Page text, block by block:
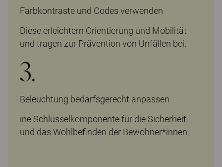
Farbkontraste und Codes verwenden
Diese erleichtern Orientierung und Mobilität
und tragen zur Prävention von Unfällen bei.
3.
Beleuchtung bedarfsgerecht anpassen
ine Schlüsselkomponente für die Sicherheit
und das Wohlbefinden der Bewohner*innen.